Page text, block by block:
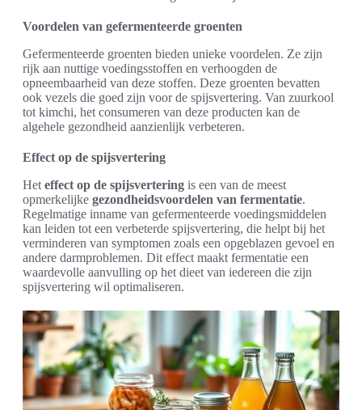
Voordelen van gefermenteerde groenten
Gefermenteerde groenten bieden unieke voordelen. Ze zijn
rijk aan nuttige voedingsstoffen en verhoogden de
opneembaarheid van deze stoffen. Deze groenten bevatten
ook vezels die goed zijn voor de spijsvertering. Van zuurkool
tot kimchi, het consumeren van deze producten kan de
algehele gezondheid aanzienlijk verbeteren.
Effect op de spijsvertering
Het effect op de spijsvertering is een van de meest
opmerkelijke gezondheidsvoordelen van fermentatie.
Regelmatige inname van gefermenteerde voedingsmiddelen
kan leiden tot een verbeterde spijsvertering, die helpt bij het
verminderen van symptomen zoals een opgeblazen gevoel en
andere darmproblemen. Dit effect maakt fermentatie een
waardevolle aanvulling op het dieet van iedereen die zijn
spijsvertering wil optimaliseren.